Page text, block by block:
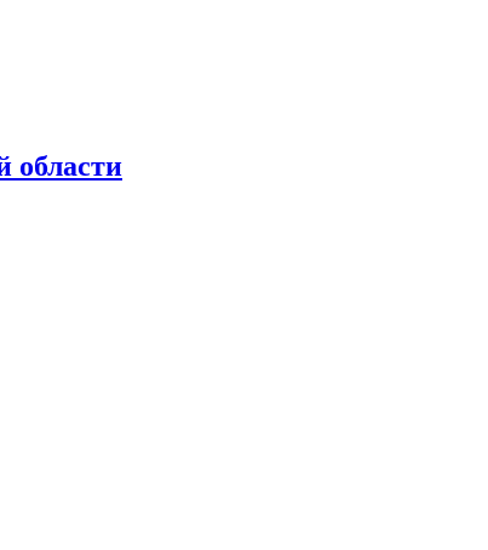
области